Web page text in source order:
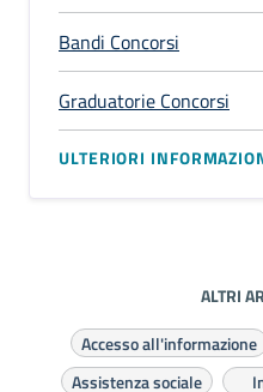
Bandi Concorsi
Graduatorie Concorsi
ULTERIORI
ALTRI
Accesso all'informazione
Assistenza sociale